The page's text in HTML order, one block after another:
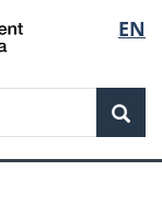
de
la
EN